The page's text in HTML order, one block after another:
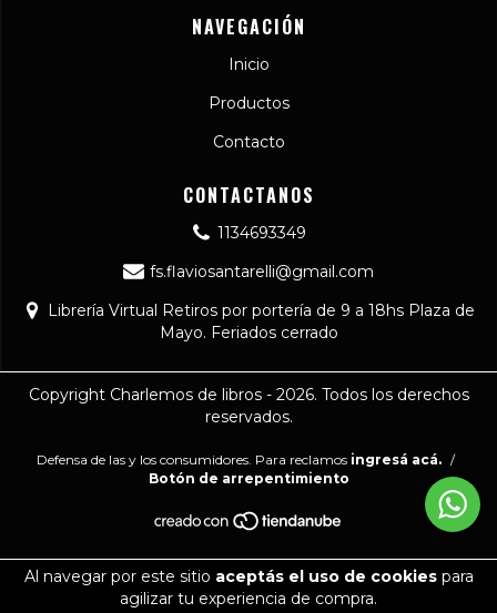
Al navegar por este sitio aceptás el uso de cookiespara
agilizar tu experiencia de compra.
NAVEGACIÓN
Inicio
Productos
Contacto
CONTACTANOS
1134693349
fs.flaviosantarelli@gmail.com
Librería Virtual Retiros por portería de 9 a 18hs Plaza de
Mayo. Feriados cerrado
Copyright Charlemos de libros - 2026. Todos los derechos
reservados.
Defensa de las y los consumidores. Para reclamos ingresá acá. /
Botón de arrepentimiento